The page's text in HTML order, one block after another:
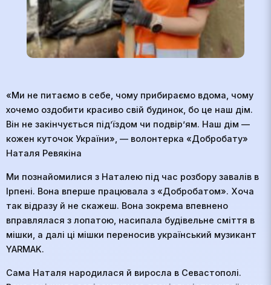
«Ми не питаємо в себе, чому прибираємо вдома, чому
хочемо оздобити красиво свій будинок, бо це наш дім.
Він не закінчується під’їздом чи подвір’ям. Наш дім —
кожен куточок України», — волонтерка «Добробату»
Наталя Ревякіна
Ми познайомилися з Наталею під час розбору завалів в
Ірпені. Вона вперше працювала з «Добробатом». Хоча
так відразу й не скажеш. Вона зокрема впевнено
вправлялася з лопатою, насипала будівельне сміття в
мішки, а далі ці мішки переносив український музикант
YARMAK.
Сама Наталя народилася й виросла в Севастополі.